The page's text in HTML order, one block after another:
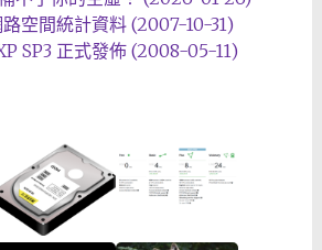
空間統計資料 (2007-10-31)
SP3 正式發佈 (2008-05-11)